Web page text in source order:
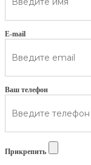
E-mail
Ваш телефон
Прикрепить